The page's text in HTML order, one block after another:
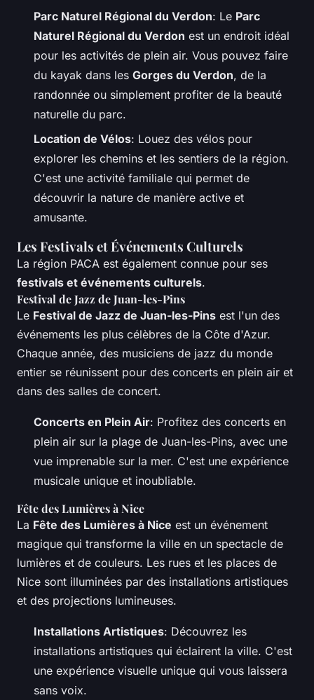
Parc Naturel Régional du Verdon: Le Parc
Naturel Régional du Verdon est un endroit idéal
pour les activités de plein air. Vous pouvez faire
du kayak dans les Gorges du Verdon, de la
randonnée ou simplement profiter de la beauté
naturelle du parc.
Location de Vélos: Louez des vélos pour
explorer les chemins et les sentiers de la région.
C'est une activité familiale qui permet de
découvrir la nature de manière active et
amusante.
Les Festivals et Événements Culturels
La région PACA est également connue pour ses
festivals et événements culturels.
Festival de Jazz de Juan-les-Pins
Le Festival de Jazz de Juan-les-Pins est l'un des
événements les plus célèbres de la Côte d'Azur.
Chaque année, des musiciens de jazz du monde
entier se réunissent pour des concerts en plein air et
dans des salles de concert.
Concerts en Plein Air: Profitez des concerts en
plein air sur la plage de Juan-les-Pins, avec une
vue imprenable sur la mer. C'est une expérience
musicale unique et inoubliable.
Fête des Lumières à Nice
La Fête des Lumières à Nice est un événement
magique qui transforme la ville en un spectacle de
lumières et de couleurs. Les rues et les places de
Nice sont illuminées par des installations artistiques
et des projections lumineuses.
Installations Artistiques: Découvrez les
installations artistiques qui éclairent la ville. C'est
une expérience visuelle unique qui vous laissera
sans voix.